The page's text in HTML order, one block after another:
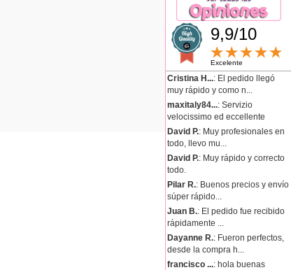
9,9/10
Excelente
Cristina H...: El pedido llegó
muy rápido y como n...
maxitaly84...: Servizio
velocissimo ed eccellente
David P.: Muy profesionales en
todo, llevo mu...
David P.: Muy rápido y correcto
todo.
Pilar R.: Buenos precios y envío
súper rápido...
Juan B.: El pedido fue recibido
rápidamente ...
Dayanne R.: Fueron perfectos,
desde la compra h...
francisco ...: hola buenas